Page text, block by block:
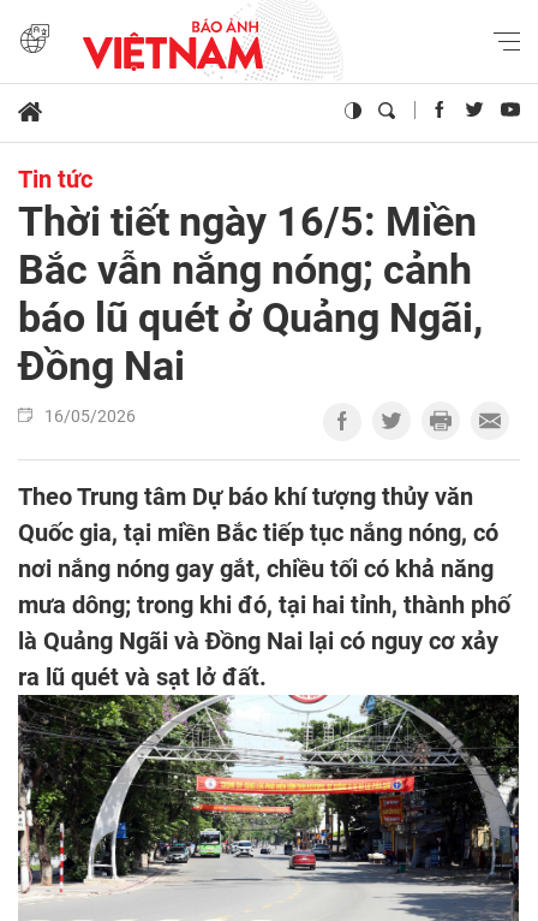
Tin tức
Thời tiết ngày 16/5: Miền
Bắc vẫn nắng nóng; cảnh
báo lũ quét ở Quảng Ngãi,
Đồng Nai
16/05/2026
Theo Trung tâm Dự báo khí tượng thủy văn
Quốc gia, tại miền Bắc tiếp tục nắng nóng, có
nơi nắng nóng gay gắt, chiều tối có khả năng
mưa dông; trong khi đó, tại hai tỉnh, thành phố
là Quảng Ngãi và Đồng Nai lại có nguy cơ xảy
ra lũ quét và sạt lở đất.